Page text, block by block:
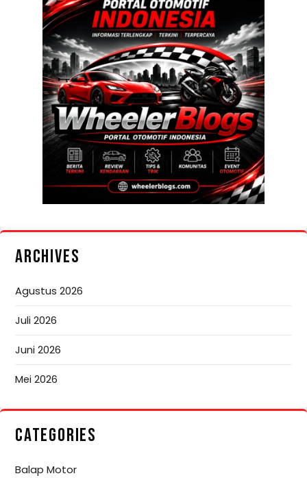
ARCHIVES
Agustus 2026
Juli 2026
Juni 2026
Mei 2026
CATEGORIES
Balap Motor